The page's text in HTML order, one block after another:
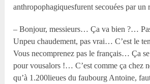
anthropophagiquesfurent secouées par
– Bonjour, messieurs… Ça va bien ?…
Unpeu chaudement, pas vrai… C’est le
Vous necomprenez pas le français… Ça
pour vousalors !… C’est comme ça chez
qu’à 1.200lieues du faubourg Antoine,